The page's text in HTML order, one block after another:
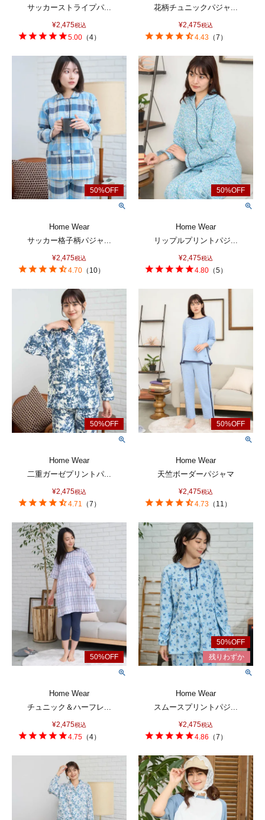
サッカーストライプパ...
¥2,475税込
5.00 （4）
花柄チュニックパジャ...
¥2,475税込
4.43 （7 ）
Home Wear
サッカー格子柄パジャ...
¥2,475税込
4.70 （ 10）
Home Wear
リップルプリントパジ...
¥2,475税込
4.80 （5）
Home Wear
二重ガーゼプリントパ...
¥2,475税込
4.71 （7 ）
Home Wear
天竺ボーダーパジャマ
¥2,475税込
4.73 （ 11 ）
Home Wear
チュニック＆ハーフレ...
¥2,475税込
4.75 （4）
Home Wear
スムースプリントパジ...
¥2,475税込
4.86 （7 ）